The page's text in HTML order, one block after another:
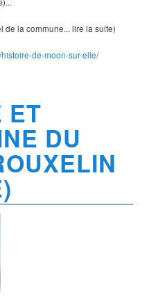
de la commune... lire la suite)
de-moon-sur-elle/
ET
DU